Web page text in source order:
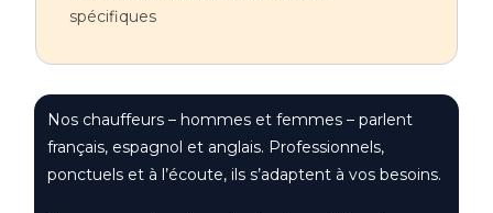
spécifiques
Nos chauffeurs – hommes et femmes – parlent
français, espagnol et anglais. Professionnels,
ponctuels et à l’écoute, ils s’adaptent à vos besoins.